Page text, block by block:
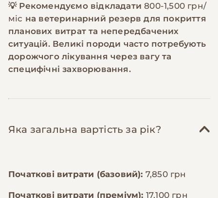
💡 Рекомендуємо відкладати800-1,500 грн/
міс на ветеринарний резерв для покриття
планових витрат та непередбачених
ситуацій. Великі породи часто потребують
дорожчого лікування через вагу та
специфічні захворювання.
Яка загальна вартість за рік?
Початкові витрати (базовий): 7,850 грн
Початкові витрати (преміум): 17,100 грн